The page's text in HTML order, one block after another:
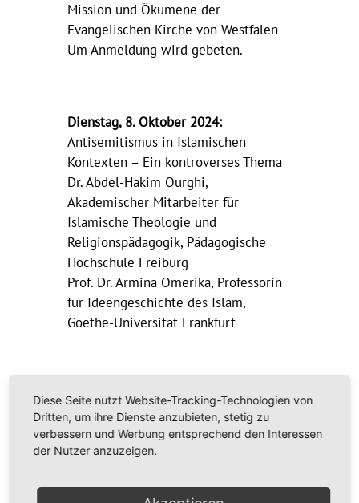
Mission und Ökumene der
Evangelischen Kirche von Westfalen
Um Anmeldung wird gebeten.
Dienstag, 8. Oktober 2024:
Antisemitismus in Islamischen
Kontexten – Ein kontroverses Thema
Dr. Abdel-Hakim Ourghi,
Akademischer Mitarbeiter für
Islamische Theologie und
Religionspädagogik, Pädagogische
Hochschule Freiburg
Prof. Dr. Armina Omerika, Professorin
für Ideengeschichte des Islam,
Goethe-Universität Frankfurt
Montag, 28. Oktober 2024:
Antisemitismus und
Postkolonialismus – Eine gefährliche
Nähe
Praktische Philosophie, Carl von
Diese Seite nutzt Website-Tracking-Technologien von
Dritten, um ihre Dienste anzubieten, stetig zu
verbessern und Werbung entsprechend den Interessen
der Nutzer anzuzeigen.